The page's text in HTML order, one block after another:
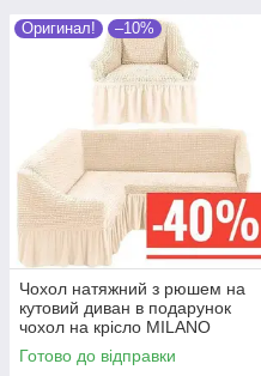
Оригинал! –10%
Чохол натяжний з рюшем на
кутовий диван в подарунок
чохол на крісло MILANO
кремовий
Готово до відправки